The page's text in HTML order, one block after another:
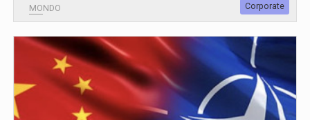
MONDO Corporate